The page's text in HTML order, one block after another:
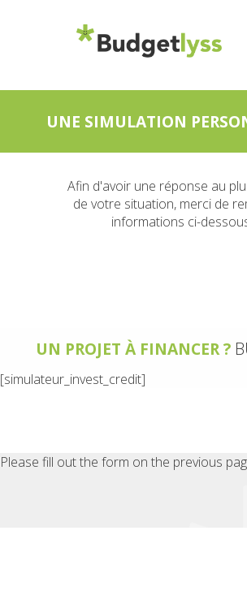
UNE SIMULATION
Afin d'avoir une réponse au
de votre situation, merci de
informations ci-
UN PROJET À FINANCER ?
[simulateur_invest_credit]
Please fill out the form on the previous